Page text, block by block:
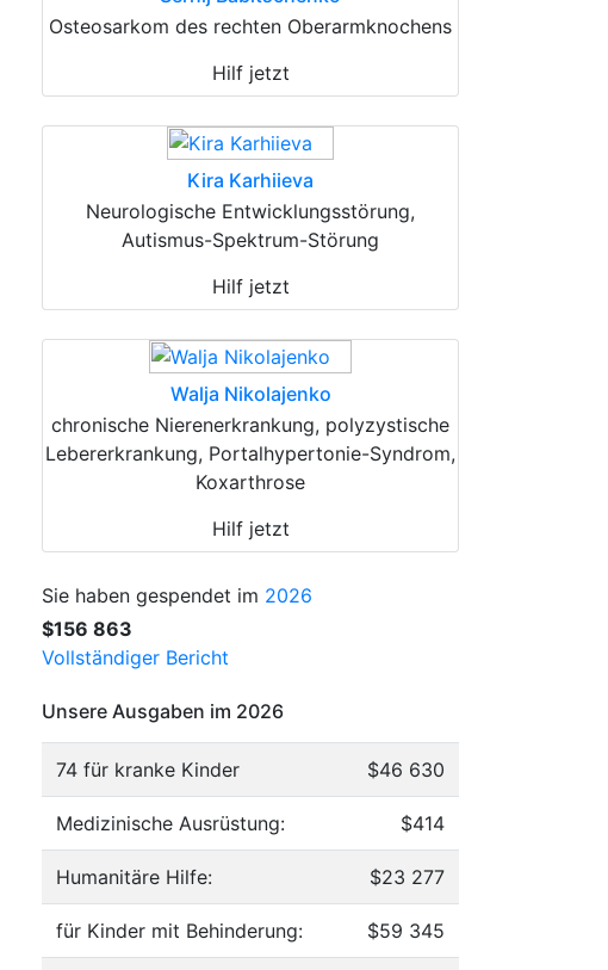
Osteosarkom des rechten Oberarmknochens
Hilf jetzt
Kira Karhiieva
Neurologische Entwicklungsstörung,
Autismus-Spektrum-Störung
Hilf jetzt
Walja Nikolajenko
chronische Nierenerkrankung, polyzystische
Lebererkrankung, Portalhypertonie-Syndrom,
Koxarthrose
Hilf jetzt
Sie haben gespendet im 2026
$156 863
Vollständiger Bericht
Unsere Ausgaben im 2026
74 für kranke Kinder $46 630
Medizinische Ausrüstung: $414
Humanitäre Hilfe: $23 277
für Kinder mit Behinderung: $59 345